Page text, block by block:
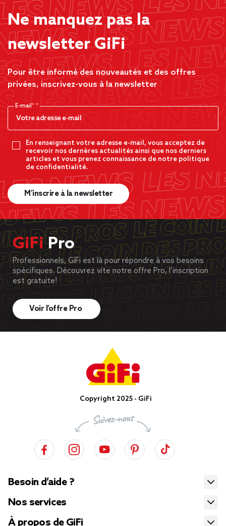
Ne manquez pas la
newsletter GiFi
Pour être informé des nouveautés et des offres
privées, inscrivez-vous à la newsletter
E-mail*
En renseignant votre adresse e-mail, vous acceptez de
recevoir nos dernères actualités ainsi que nos derniers
articles et vous prenez connaissance de notre politique
de confidentialité.
M’inscrire à la newsletter
GiFiPro
Professionnels, GiFi est là pour répondre à vos besoins
spécifiques. Découvrez vite notre offre Pro, l’inscription
est gratuite!
Voir l’offre Pro
Copyright 2025 - GiFi
Besoin d’aide ?
Nos services
À propos de GiFi